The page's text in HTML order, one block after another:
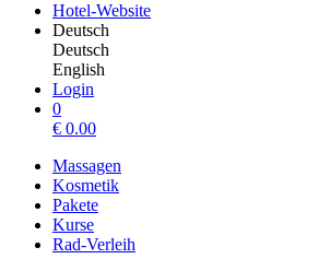
Hotel-Website
Deutsch
Deutsch
English
Login
0
€ 0.00
Massagen
Kosmetik
Pakete
Kurse
Rad-Verleih